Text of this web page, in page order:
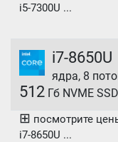
i5-7300U ...
i7-8650U
ядра, 8
512 Гб NVME SSD
⊞ посмотрите
i7-8650U ...